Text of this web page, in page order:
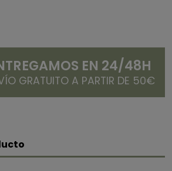
EN 24/48H
GRATUITO A PARTIR DE 50€